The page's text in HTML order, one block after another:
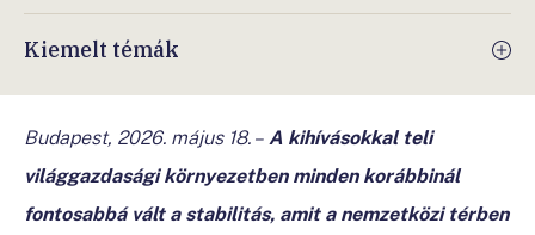
Kiemelt témák
Budapest, 2026. május 18. – A kihívásokkal teli
világgazdasági környezetben minden korábbinál
fontosabbá vált a stabilitás, amit a nemzetközi térben